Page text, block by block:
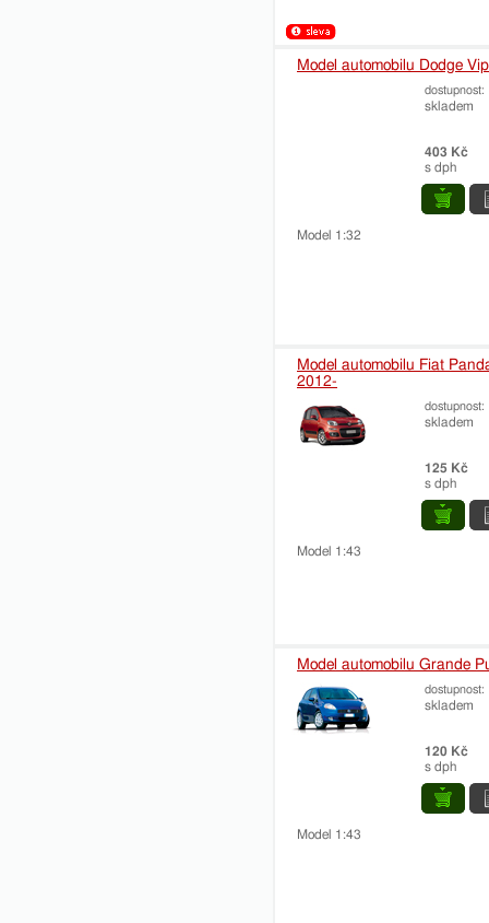
Model automobilu Dodge
dostupnost:
skladem
403 Kč
s dph
Model 1:32
Model automobilu Fiat
2012-
dostupnost:
skladem
125 Kč
s dph
Model 1:43
Model automobilu Grande
dostupnost:
skladem
120 Kč
s dph
Model 1:43